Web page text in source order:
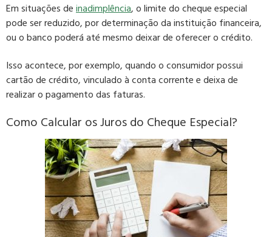
Em situações deinadimplência, o limite do cheque especial
pode ser reduzido, por determinação da instituição financeira,
ou o banco poderá até mesmo deixar de oferecer o crédito.
Isso acontece, por exemplo, quando o consumidor possui
cartão de crédito, vinculado à conta corrente e deixa de
realizar o pagamento das faturas.
Como Calcular os Juros do Cheque Especial?